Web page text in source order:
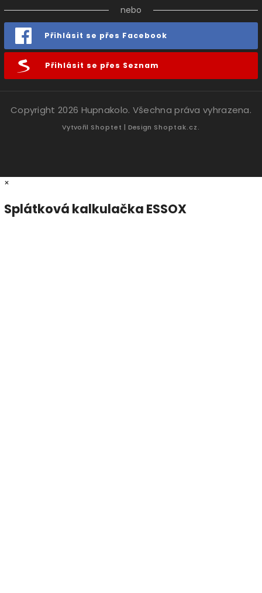
nebo
Přihlásit se přes Facebook
Přihlásit se přes Seznam
Copyright 2026 Hupnakolo. Všechna práva vyhrazena.
Vytvořil Shoptet | Design Shoptak.cz.
×
Splátková kalkulačka ESSOX